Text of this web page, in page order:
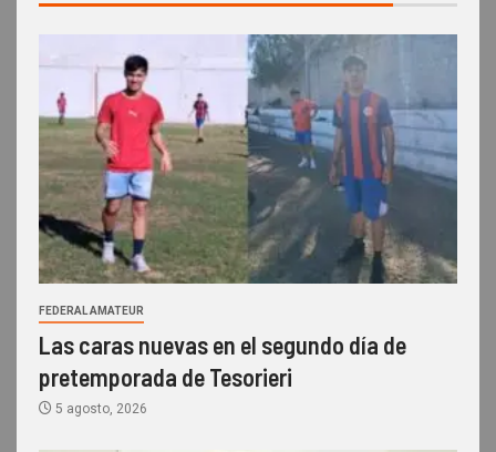
FEDERAL AMATEUR
Las caras nuevas en el segundo día de
pretemporada de Tesorieri
5 agosto, 2026